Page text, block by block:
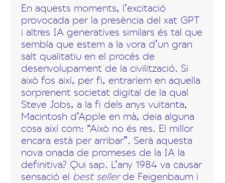
En aquests moments, l’excitació
provocada per la presència del xat GPT
i altres IA generatives similars és tal que
sembla que estem a la vora d’un gran
salt qualitatiu en el procés de
desenvolupament de la civilització. Si
això fos així, per fi, entraríem en aquella
sorprenent societat digital de la qual
Steve Jobs, a la fi dels anys vuitanta,
Macintosh d’Apple en mà, deia alguna
cosa així com: “Això no és res. El millor
encara està per arribar”. Serà aquesta
nova onada de promeses de la IA la
definitiva? Qui sap. L’any 1984 va causar
sensació el best sellerde Feigenbaum i